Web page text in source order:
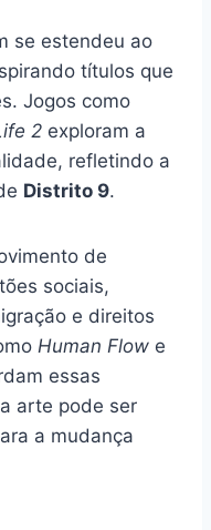
se estendeu ao
títulos que
Jogos como
2 exploram a
refletindo a
Distrito 9.
de
sociais,
e direitos
Human Flow e
essas
arte pode ser
a mudança